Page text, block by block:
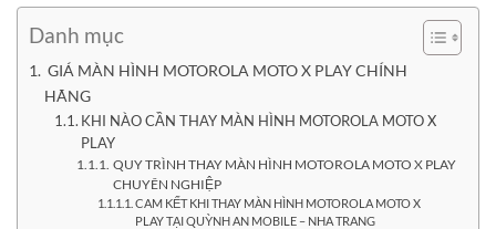
Danh mục
GIÁ MÀN HÌNH MOTOROLA MOTO X PLAY CHÍNH
HÃNG
KHI NÀO CẦN THAY MÀN HÌNH MOTOROLA MOTO X
PLAY
QUY TRÌNH THAY MÀN HÌNH MOTOROLA MOTO X PLAY
CHUYÊN NGHIỆP
CAM KẾT KHI THAY MÀN HÌNH MOTOROLA MOTO X
PLAY TẠI QUỲNH AN MOBILE – NHA TRANG